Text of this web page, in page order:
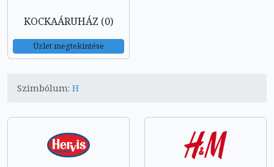
KOCKAÁRUHÁZ (0)
Üzlet megtekintése
Szimbólum: H